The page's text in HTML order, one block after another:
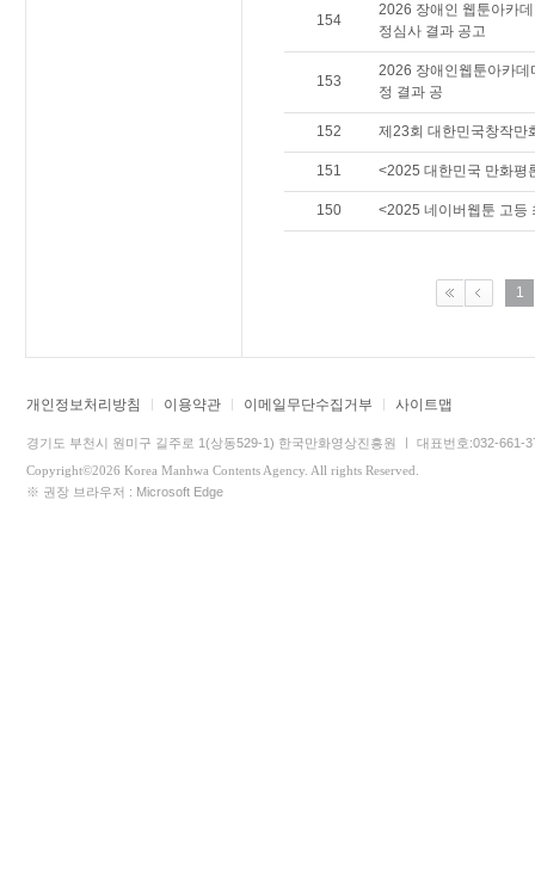
154
2026 장애인 웹툰아카
정심사 결과 공고
153
2026 장애인웹툰아카데
정 결과 공
152 제23회 대한민국창작만
151 <2025 대한민국 만화평
150 <2025 네이버웹툰 고등
1
개인정보처리방침 이용약관 이메일무단수집거부 사이트맵
경기도 부천시 원미구 길주로 1(상동529-1) 한국만화영상진흥원 ㅣ 대표번호:032-661-
Copyright©2026 Korea Manhwa Contents Agency. All rights Reserved.
※ 권장 브라우저 : Microsoft Edge